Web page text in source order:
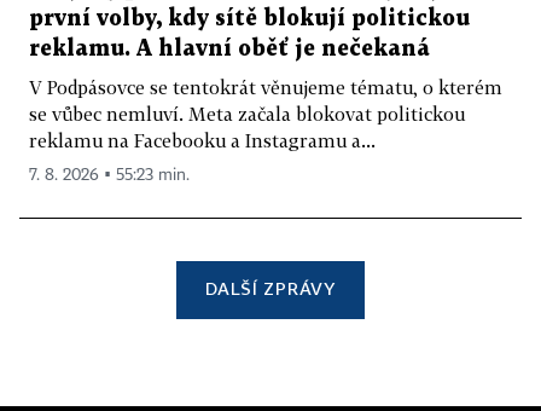
první volby, kdy sítě blokují politickou
reklamu. A hlavní oběť je nečekaná
V Podpásovce se tentokrát věnujeme tématu, o kterém
se vůbec nemluví. Meta začala blokovat politickou
reklamu na Facebooku a Instagramu a...
7. 8. 2026 ▪ 55:23 min.
DALŠÍ ZPRÁVY